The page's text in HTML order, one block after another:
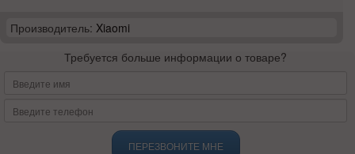
Производитель: Xiaomi
Требуется больше информации о товаре?
ПЕРЕЗВОНИТЕ МНЕ